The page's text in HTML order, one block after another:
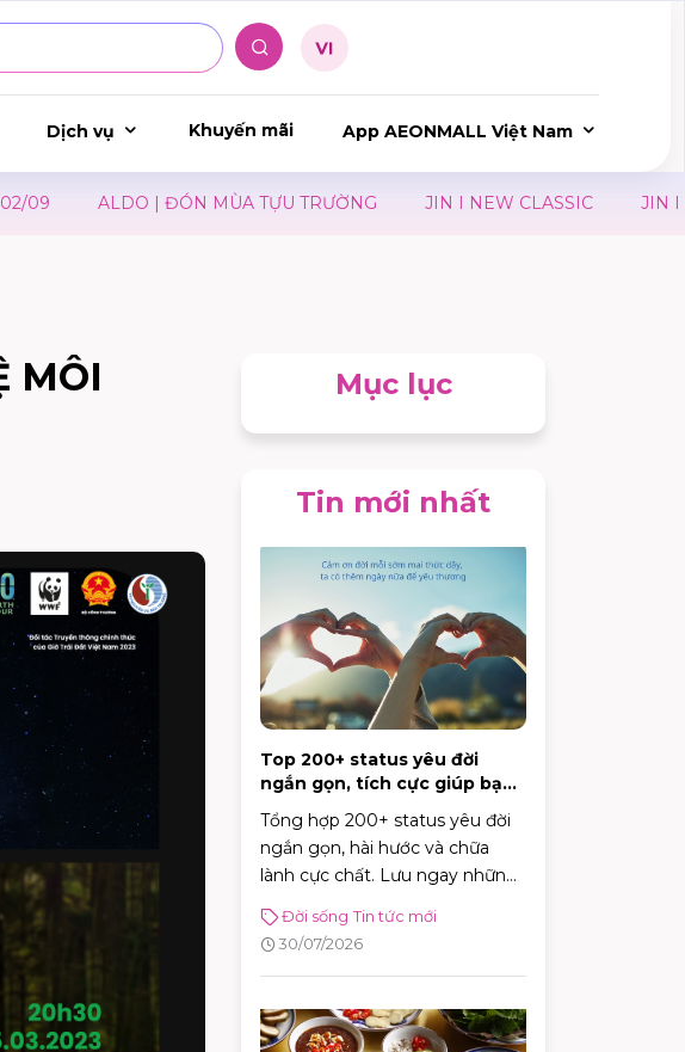
Dịch vụ Khuyến mãi App AEONMALL Việt Nam
ALDO | ĐÓN MÙA TỰU TRƯỜNG JIN I NEW CLASSIC JIN I
MÔI
Mục lục
Tin mới nhất
Top 200+ status yêu đời
ngắn gọn, tích cực giúp bạn
vui vẻ mỗi ngày
Tổng hợp 200+ status yêu đời
ngắn gọn, hài hước và chữa
lành cực chất. Lưu ngay những
và tràn đầy năng lượng mỗi
ngày!
Đời sống Tin tức mới
30/07/2026